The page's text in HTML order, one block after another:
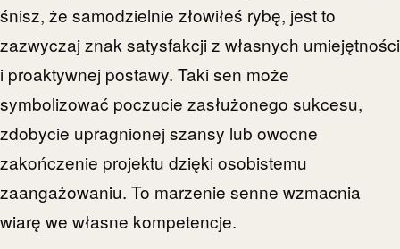
śnisz, że samodzielnie złowiłeś rybę, jest to
zazwyczaj znak satysfakcji z własnych umiejętności
i proaktywnej postawy. Taki sen może
symbolizować poczucie zasłużonego sukcesu,
zdobycie upragnionej szansy lub owocne
zakończenie projektu dzięki osobistemu
zaangażowaniu. To marzenie senne wzmacnia
wiarę we własne kompetencje.